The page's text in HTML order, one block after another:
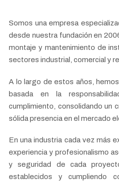
Somos una empresa
desde nuestra fundación en
montaje y mantenimiento de
sectores industrial, comercial y
A lo largo de estos años,
basada en la
cumplimiento, consolidando un
sólida presencia en el mercado
En una industria cada vez más
experiencia y profesionalismo
y seguridad de cada
establecidos y cumpliendo